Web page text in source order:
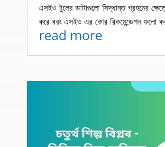
এসইও টুলের ডাটাগুলো সিদ্ধান্ত গ্রহনের
করে বরং এসইও এর কোর রিকমেন্ডেশন ফলো
read more